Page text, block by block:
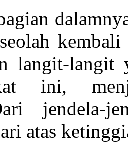
langit-
ini,
jendela-
atas